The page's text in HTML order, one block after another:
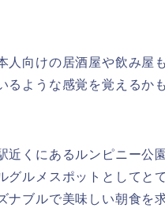
人向けの居酒屋や飲み屋
るような感覚を覚えるか
近くにあるルンピニー公
グルメスポットとしてと
ナブルで美味しい朝食を